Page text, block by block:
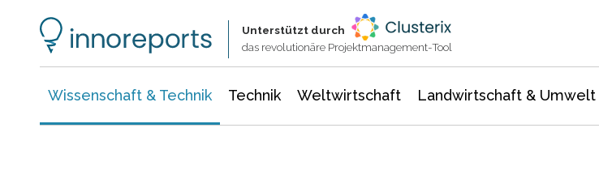
Unterstützt durch
das revolutionäre Projektmanagement-Tool
Wissenschaft & Technik Technik Weltwirtschaft Landwirtschaft & Umwelt